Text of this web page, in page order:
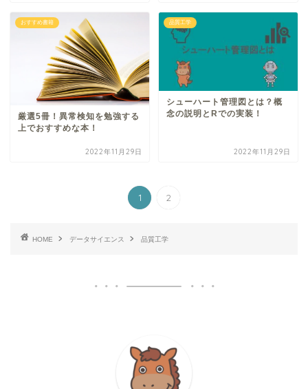
おすすめ書籍
厳選5冊！異常検知を勉強する
上でおすすめな本！
2022年11月29日
品質工学
シューハート管理図とは？概
念の説明とRでの実装！
2022年11月29日
1 2
HOME データサイエンス 品質工学